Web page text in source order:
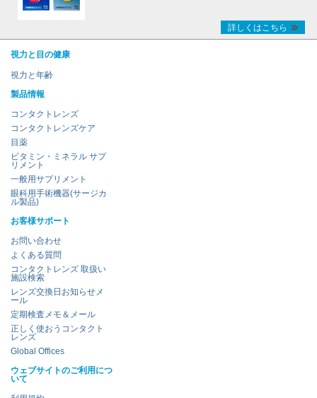
詳しくはこちら
視力と目の健康
視力と年齢
製品情報
コンタクトレンズ
コンタクトレンズケア
目薬
ビタミン・ミネラル サプ
リメント
一般用サプリメント
眼科用手術機器(サージカ
ル製品)
お客様サポート
お問い合わせ
よくある質問
コンタクトレンズ 取扱い
施設検索
レンズ交換日お知らせメ
ール
定期検査メモ＆メール
正しく使おうコンタクト
レンズ
Global Offices
ウェブサイトのご利用につ
いて